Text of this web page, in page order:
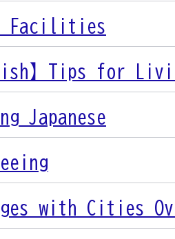
Facilities
】Tips for
Japanese
with Cities